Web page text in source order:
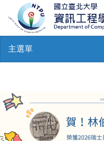
主選單